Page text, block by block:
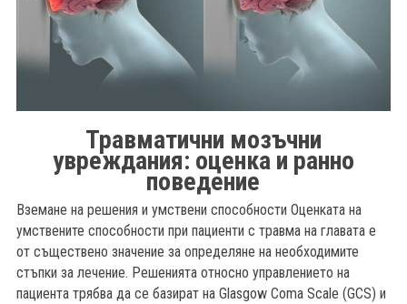
Травматични мозъчни
увреждания: оценка и ранно
поведение
Вземане на решения и умствени способности Оценката на
умствените способности при пациенти с травма на главата е
от съществено значение за определяне на необходимите
стъпки за лечение. Решенията относно управлението на
пациента трябва да се базират на Glasgow Coma Scale (GCS) и